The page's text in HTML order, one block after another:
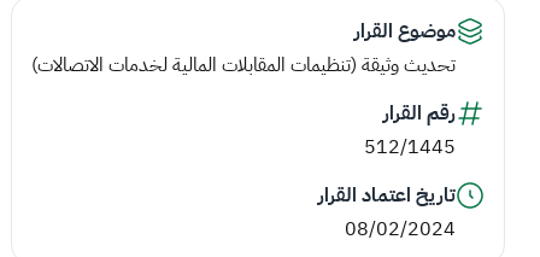
موضوع القرار
تحديث وثيقة (تنظيمات المقابلات المالية لخدمات الاتصالات)
رقم القرار
512/1445
تاريخ اعتماد القرار
08/02/2024